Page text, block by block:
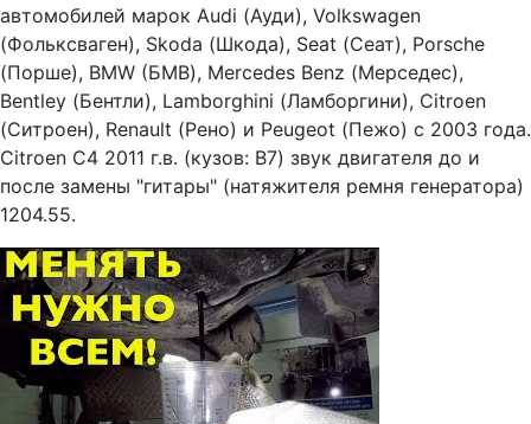
автомобилей марок Audi (Ауди), Volkswagen
(Фольксваген), Skoda (Шкода), Seat (Сеат), Porsche
(Порше), BMW (БМВ), Mercedes Benz (Мерседес),
Bentley (Бентли), Lamborghini (Ламборгини), Citroen
(Ситроен), Renault (Рено) и Peugeot (Пежо) с 2003 года.
Citroen C4 2011 г.в. (кузов: B7) звук двигателя до и
после замены "гитары" (натяжителя ремня генератора)
1204.55.